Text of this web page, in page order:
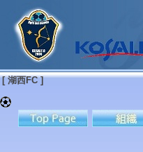
[ 湖西FC ]